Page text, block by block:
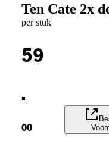
Ten Cate 2x
per stuk
59
.
00